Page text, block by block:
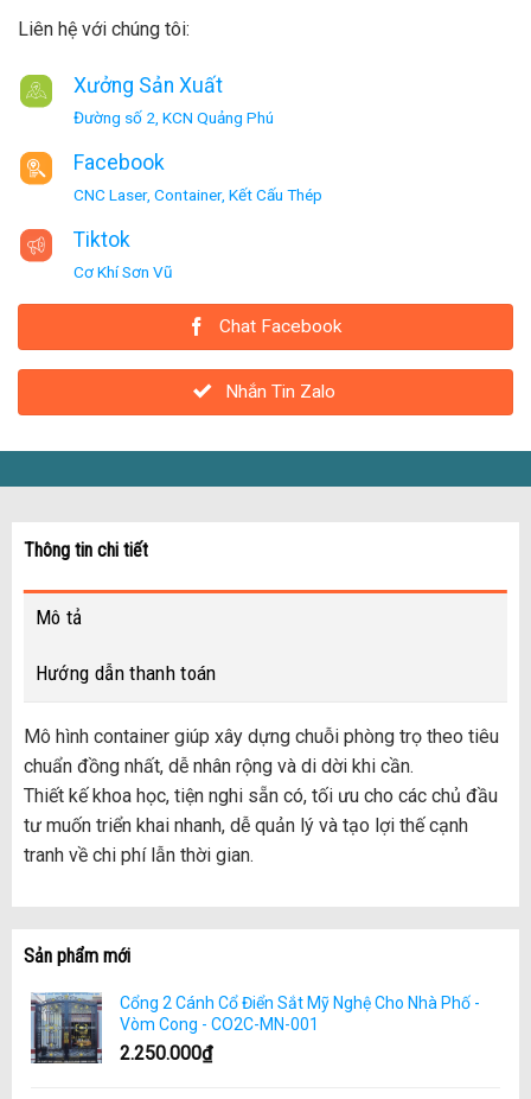
Liên hệ với chúng tôi:
Xưởng Sản Xuất
Đường số 2, KCN Quảng Phú
Facebook
CNC Laser, Container, Kết Cấu Thép
Tiktok
Cơ Khí Sơn Vũ
Chat Facebook
Nhắn Tin Zalo
Thông tin chi tiết
Mô tả
Hướng dẫn thanh toán
Mô hình container giúp xây dựng chuỗi phòng trọ theo tiêu
chuẩn đồng nhất, dễ nhân rộng và di dời khi cần.
Thiết kế khoa học, tiện nghi sẵn có, tối ưu cho các chủ đầu
tư muốn triển khai nhanh, dễ quản lý và tạo lợi thế cạnh
tranh về chi phí lẫn thời gian.
Sản phẩm mới
Cổng 2 Cánh Cổ Điển Sắt Mỹ Nghệ Cho Nhà Phố -
Vòm Cong - CO2C-MN-001
2.250.000₫